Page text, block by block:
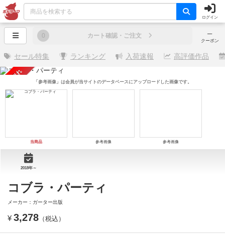
ログイン
─
クーポン
0 カート確認・ご注文
セール特集 ランキング 入荷速報 高評価作品
売り切れ
当商品 参考画像 参考画像
「参考画像」は会員が当サイトのデータベースにアップロードした画像です。
2018年～
コブラ・パーティ
メーカー：ガーター出版
¥ 3,278 （税込）